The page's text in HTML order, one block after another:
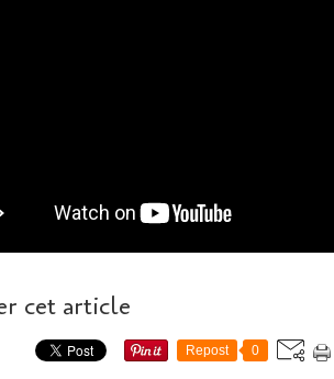
cet article
Repost 0